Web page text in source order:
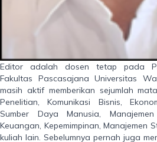
Editor adalah dosen tetap pada
Fakultas Pascasajana Universitas
masih aktif memberikan sejumlah
Penelitian, Komunikasi Bisnis,
Sumber Daya Manusia,
Keuangan, Kepemimpinan, Manajemen
kuliah lain. Sebelumnya pernah juga